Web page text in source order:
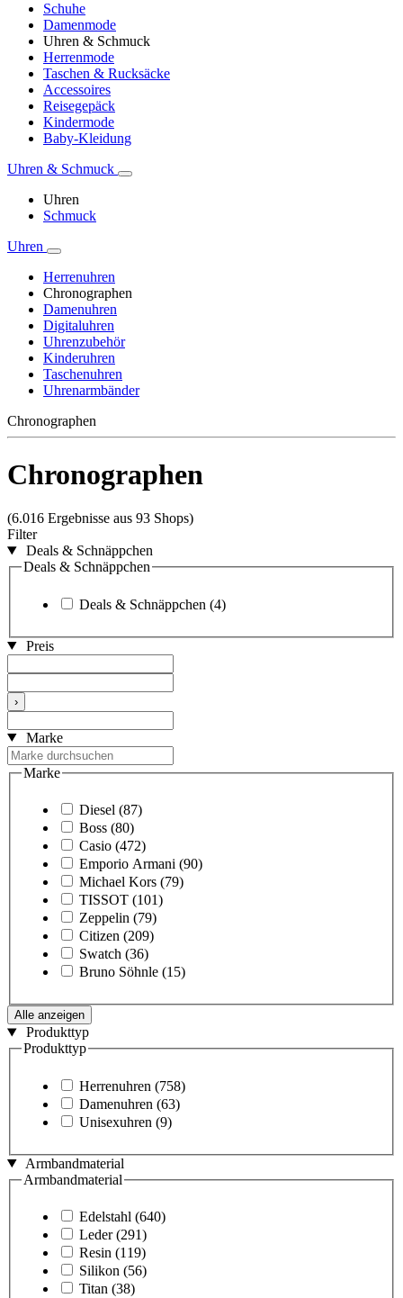
Schuhe
Damenmode
Uhren & Schmuck
Herrenmode
Taschen & Rucksäcke
Accessoires
Reisegepäck
Kindermode
Baby-Kleidung
Uhren & Schmuck
Uhren
Schmuck
Uhren
Herrenuhren
Chronographen
Damenuhren
Digitaluhren
Uhrenzubehör
Kinderuhren
Taschenuhren
Uhrenarmbänder
Chronographen
Chronographen
(6.016 Ergebnisse aus 93 Shops)
Filter
Deals & Schnäppchen
Deals & Schnäppchen
Deals & Schnäppchen (4)
Preis
›
Marke
Marke
Diesel (87)
Boss (80)
Casio (472)
Emporio Armani (90)
Michael Kors (79)
TISSOT (101)
Zeppelin (79)
Citizen (209)
Swatch (36)
Bruno Söhnle (15)
Alle anzeigen
Produkttyp
Produkttyp
Herrenuhren (758)
Damenuhren (63)
Unisexuhren (9)
Armbandmaterial
Armbandmaterial
Edelstahl (640)
Leder (291)
Resin (119)
Silikon (56)
Titan (38)